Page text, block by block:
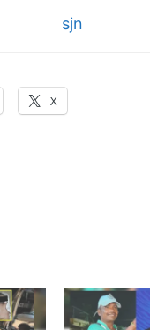
sjn
X